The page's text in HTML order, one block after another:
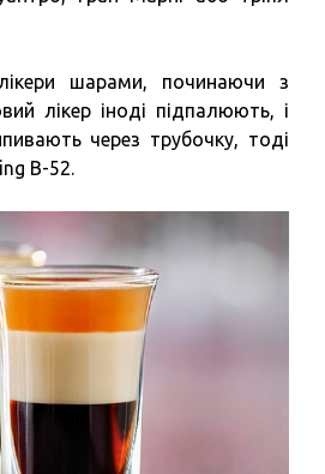
шарами, починаючи з
лікер іноді підпалюють, і
через трубочку, тоді
B-52.